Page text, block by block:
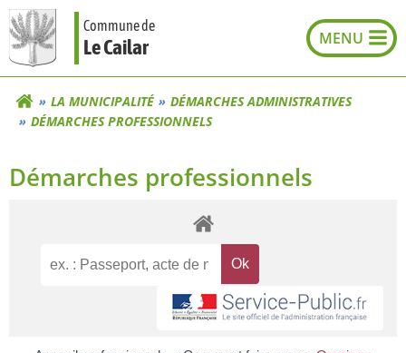
Aller
au
contenu
Commune de
Le Cailar
LA MUNICIPALITÉ
DÉMARCHES ADMINISTRATIVES
DÉMARCHES PROFESSIONNELS
Démarches professionnels